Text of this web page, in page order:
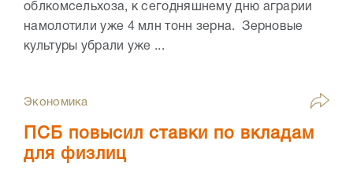
облкомсельхоза, к сегодняшнему дню аграрии
намолотили уже 4 млн тонн зерна. Зерновые
культуры убрали уже ...
Экономика
ПСБ повысил ставки по вкладам
для физлиц